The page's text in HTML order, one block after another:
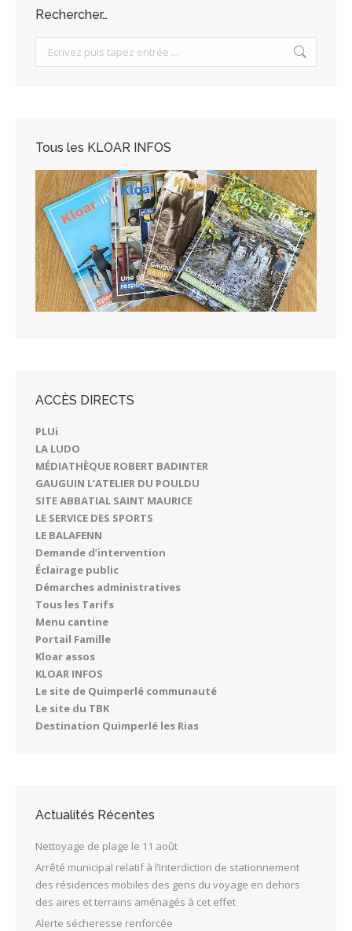
Rechercher…
Search:
Tous les KLOAR INFOS
ACCÈS DIRECTS
PLUi
LA LUDO
MÉDIATHÈQUE ROBERT BADINTER
GAUGUIN L’ATELIER DU POULDU
SITE ABBATIAL SAINT MAURICE
LE SERVICE DES SPORTS
LE BALAFENN
Demande d’intervention
Éclairage public
Démarches administratives
Tous les Tarifs
Menu cantine
Portail Famille
Kloar assos
KLOAR INFOS
Le site de Quimperlé communauté
Le site du TBK
Destination Quimperlé les Rias
Actualités Récentes
Nettoyage de plage le 11 août
Arrêté municipal relatif à l’interdiction de stationnement
des résidences mobiles des gens du voyage en dehors
des aires et terrains aménagés à cet effet
Alerte sécheresse renforcée